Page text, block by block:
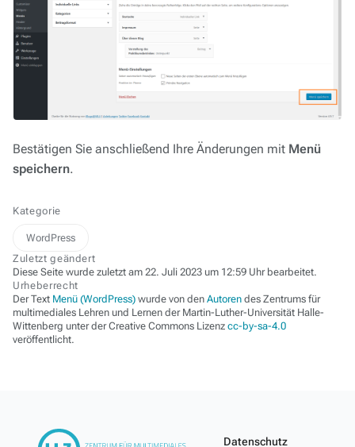
Bestätigen Sie anschließend Ihre Änderungen mit Menü
speichern.
Kategorie
WordPress
Zuletzt geändert
Diese Seite wurde zuletzt am 22. Juli 2023 um 12:59 Uhr bearbeitet.
Urheberrecht
Der Text Menü (WordPress) wurde von den Autoren des Zentrums für
multimediales Lehren und Lernen der Martin-Luther-Universität Halle-
Wittenberg unter der Creative Commons Lizenz cc-by-sa-4.0
veröffentlicht.
Datenschutz